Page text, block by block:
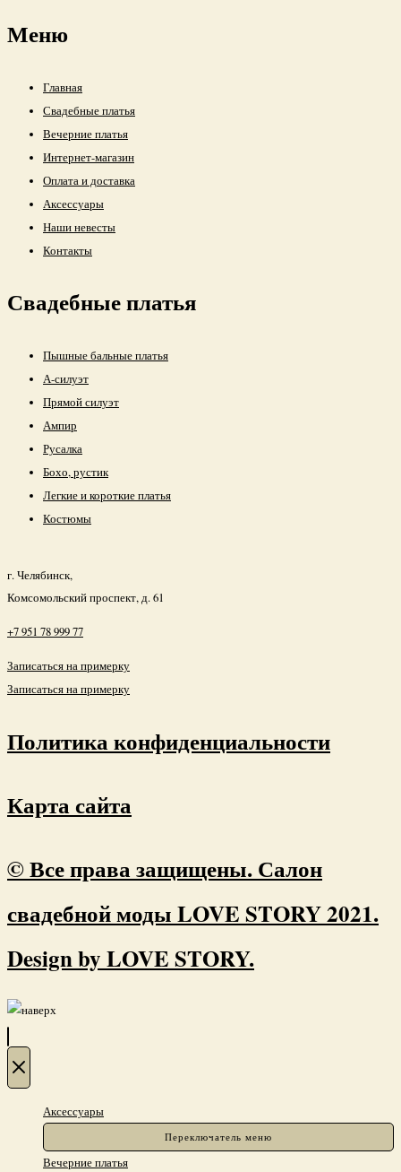
Меню
Главная
Свадебные платья
Вечерние платья
Интернет-магазин
Оплата и доставка
Аксессуары
Наши невесты
Контакты
Свадебные платья
Пышные бальные платья
А-силуэт
Прямой силуэт
Ампир
Русалка
Бохо, рустик
Легкие и короткие платья
Костюмы
г. Челябинск,
Комсомольский проспект, д. 61
+7 951 78 999 77
Записаться на примерку
Записаться на примерку
Политика конфиденциальности
Карта сайта
© Все права защищены. Салон
свадебной моды LOVE STORY 2021.
Design by LOVE STORY.
Аксессуары
Переключатель меню
Вечерние платья